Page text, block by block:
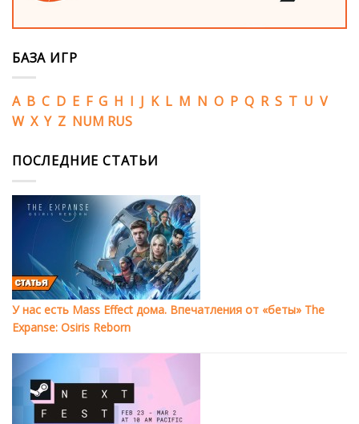
БАЗА ИГР
A B C D E F G H I J K L M N O P Q R S T U V
W X Y Z NUM RUS
ПОСЛЕДНИЕ СТАТЬИ
У нас есть Mass Effect дома. Впечатления от «беты» The
Expanse: Osiris Reborn